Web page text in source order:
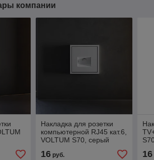
компании
Накладка для розетки
компьютерной RJ45 кат.6,
VOLTUM S70, серый
16руб. 16